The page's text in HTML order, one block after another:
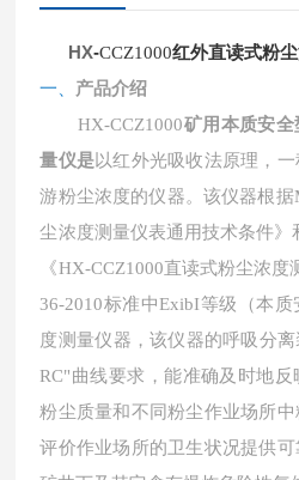
HX-CCZ1000红外直读式粉
一、 产品介绍
HX-CCZ1000矿用本质安全
量仪是以红外光吸收法原理，
游粉尘浓度的仪器。该仪器根据
尘浓度测量仪表通用技术条件》
《HX-CCZ1000直读式粉尘浓度
36-2010标准中ExibI等级（本
度测量仪器，该仪器的呼吸分
RC"曲线要求，能准确及时地
粉尘质量和不同粉尘作业场所
评价作业场所的卫生状况提供